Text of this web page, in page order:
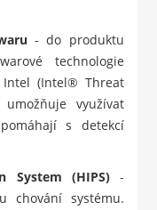
- do produktu
technologie
Intel (Intel® Threat
využívat
s detekcí
System (HIPS)-
chování systému.